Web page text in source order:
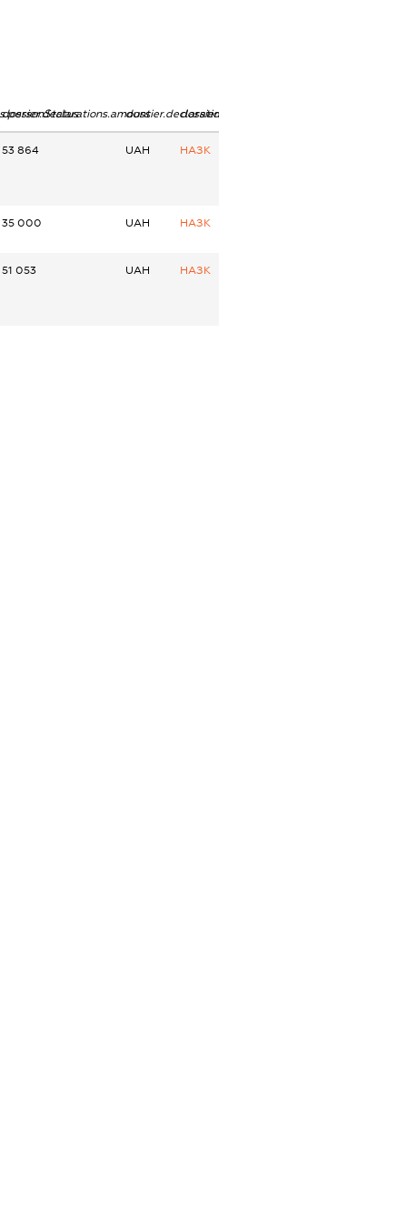
dossier.declarations.amountdossier.declarations.currency
dossier.declarations.source
53 864 UAH НАЗК
35 000 UAH НАЗК
51 053 UAH НАЗК